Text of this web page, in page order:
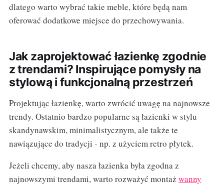
dlatego warto wybrać takie meble, które będą nam
oferować dodatkowe miejsce do przechowywania.
Jak zaprojektować łazienkę zgodnie
z trendami? Inspirujące pomysły na
stylową i funkcjonalną przestrzeń
Projektując łazienkę, warto zwrócić uwagę na najnowsze
trendy. Ostatnio bardzo popularne są łazienki w stylu
skandynawskim, minimalistycznym, ale także te
nawiązujące do tradycji - np. z użyciem retro płytek.
Jeżeli chcemy, aby nasza łazienka była zgodna z
najnowszymi trendami, warto rozważyć montaż wanny